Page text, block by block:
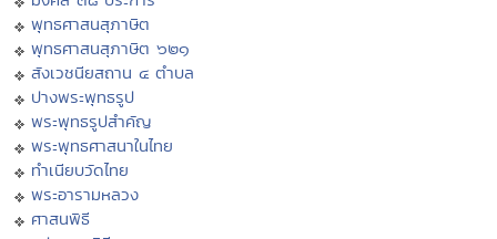
พุทธศาสนสุภาษิต
พุทธศาสนสุภาษิต ๖๒๑
สังเวชนียสถาน ๔ ตำบล
ปางพระพุทธรูป
พระพุทธรูปสำคัญ
พระพุทธศาสนาในไทย
ทำเนียบวัดไทย
พระอารามหลวง
ศาสนพิธี